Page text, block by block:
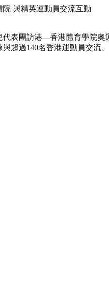
與精英運動員交流互動
代表團訪港—香港體育學院
超過140名香港運動員交流